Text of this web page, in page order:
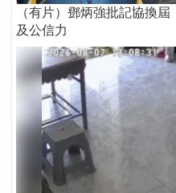
（有片）鄧炳強批記協換
及公信力